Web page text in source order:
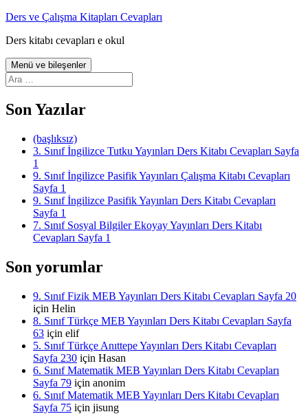
İçeriğe
Ders ve Çalışma Kitapları Cevapları
Ders kitabı cevapları e okul
Menü ve bileşenler
Arama:
Son Yazılar
(başlıksız)
3. Sınıf İngilizce Tutku Yayınları Ders Kitabı Cevapları Sayfa
1
9. Sınıf İngilizce Pasifik Yayınları Çalışma Kitabı Cevapları
Sayfa 1
9. Sınıf İngilizce Pasifik Yayınları Ders Kitabı Cevapları
Sayfa 1
7. Sınıf Sosyal Bilgiler Ekoyay Yayınları Ders Kitabı
Cevapları Sayfa 1
Son yorumlar
9. Sınıf Fizik MEB Yayınları Ders Kitabı Cevapları Sayfa 20
için Helin
8. Sınıf Türkçe MEB Yayınları Ders Kitabı Cevapları Sayfa
63 için elif
5. Sınıf Türkçe Anıttepe Yayınları Ders Kitabı Cevapları
Sayfa 230 için Hasan
6. Sınıf Matematik MEB Yayınları Ders Kitabı Cevapları
Sayfa 79 için anonim
6. Sınıf Matematik MEB Yayınları Ders Kitabı Cevapları
Sayfa 75 için jisung